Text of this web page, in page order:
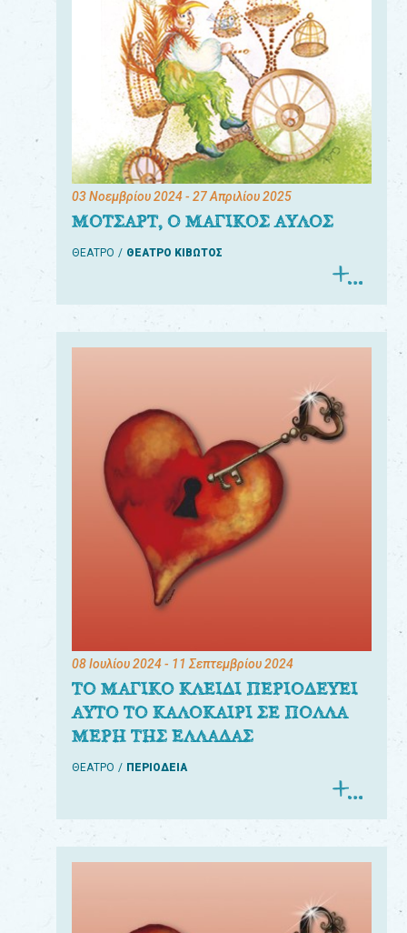
03 Νοεμβρίου 2024- 27 Απριλίου 2025
ΜΟΤΣΑΡΤ, Ο ΜΑΓΙΚΟΣ ΑΥΛΟΣ
ΘΕΑΤΡΟ ΘΕΑΤΡΟ ΚΙΒΩΤΟΣ
08 Ιουλίου 2024- 11 Σεπτεμβρίου 2024
ΤΟ ΜΑΓΙΚΟ ΚΛΕΙΔΙ ΠΕΡΙΟΔΕΥΕΙ
ΑΥΤΟ ΤΟ ΚΑΛΟΚΑΙΡΙ ΣΕ ΠΟΛΛΑ
ΜΕΡΗ ΤΗΣ ΕΛΛΑΔΑΣ
ΘΕΑΤΡΟ ΠΕΡΙΟΔΕΙΑ